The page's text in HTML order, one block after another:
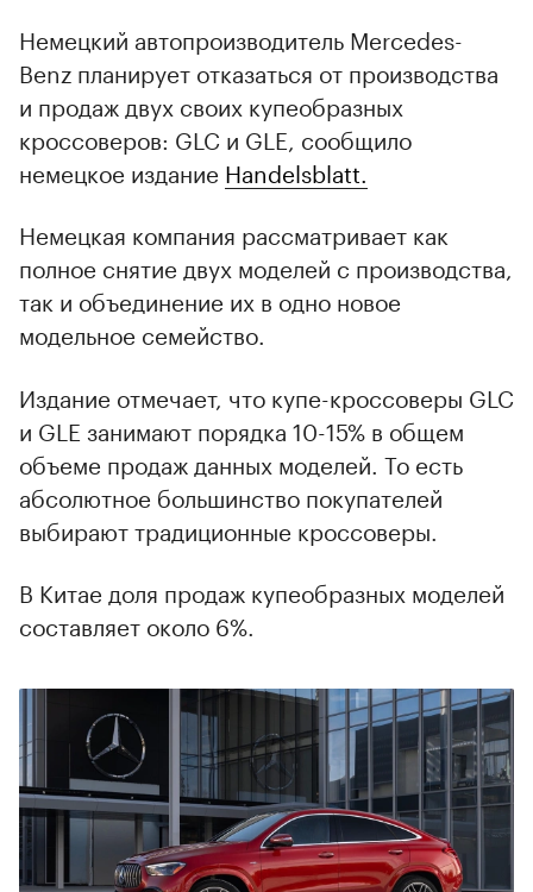
Немецкий автопроизводитель Mercedes-
Benz планирует отказаться от производства
и продаж двух своих купеобразных
кроссоверов: GLC и GLE, сообщило
немецкое издание Handelsblatt.
Немецкая компания рассматривает как
полное снятие двух моделей с производства,
так и объединение их в одно новое
модельное семейство.
Издание отмечает, что купе-кроссоверы GLC
и GLE занимают порядка 10-15% в общем
объеме продаж данных моделей. То есть
абсолютное большинство покупателей
выбирают традиционные кроссоверы.
В Китае доля продаж купеобразных моделей
составляет около 6%.